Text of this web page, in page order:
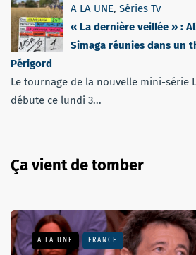
A LA UNE, Séries Tv
« La dernière veillée » :
Simaga réunies dans un
Périgord
Le tournage de la nouvelle mini-série
débute ce lundi 3...
Ça vient de tomber
A LA UNE FRANCE